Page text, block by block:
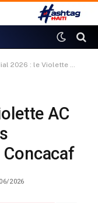
AC parmi les sept clubs représentants de la Concacaf
AC
2026